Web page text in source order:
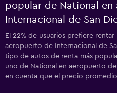
popular de National en
Internacional de San
El 22% de usuarios prefiere rentar
aeropuerto de Internacional de
tipo de autos de renta más
uno de National en aeropuerto
en cuenta que el precio